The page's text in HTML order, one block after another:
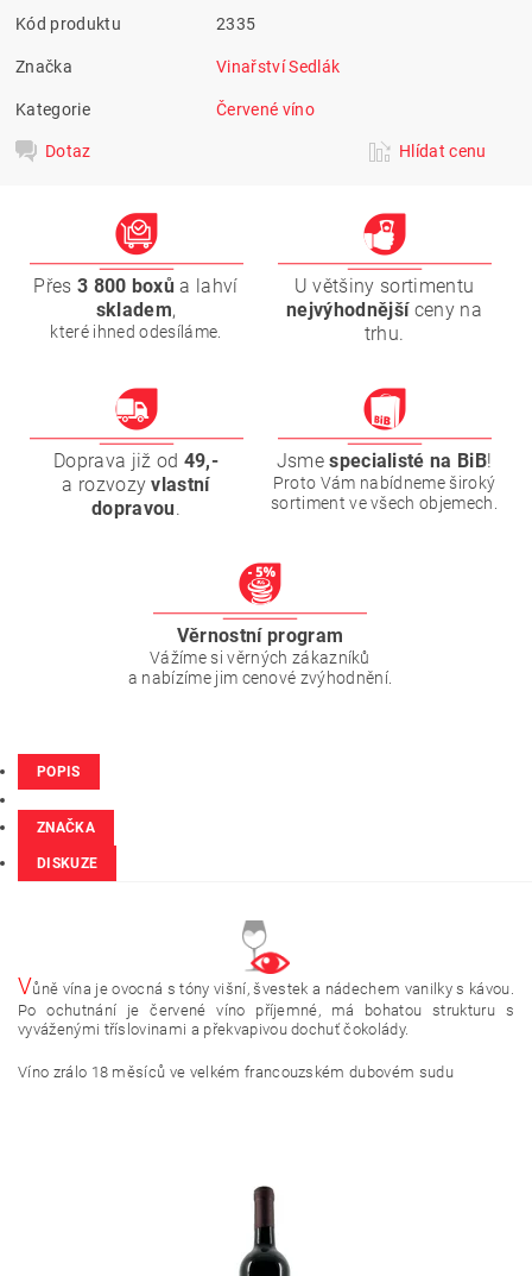
Kód produktu 2335
Značka Vinařství Sedlák
Kategorie Červené víno
Dotaz Hlídat cenu
Přes 3 800 boxůa lahví
skladem,
které ihned odesíláme.
U většiny sortimentu
nejvýhodnější ceny na
trhu.
Doprava již od 49,-
a rozvozyvlastní
dopravou.
Jsmespecialisté na BiB!
Proto Vám nabídneme široký
sortiment ve všech objemech.
Věrnostní program
Vážíme si věrných zákazníků
a nabízíme jim cenové zvýhodnění.
POPIS
ZNAČKA
DISKUZE
Vůně vína je ovocná s tóny višní, švestek a nádechem vanilky s kávou.
Po ochutnání je červené víno příjemné, má bohatou strukturu s
vyváženými tříslovinami a překvapivou dochuť čokolády.
Víno zrálo 18 měsíců ve velkém francouzském dubovém sudu